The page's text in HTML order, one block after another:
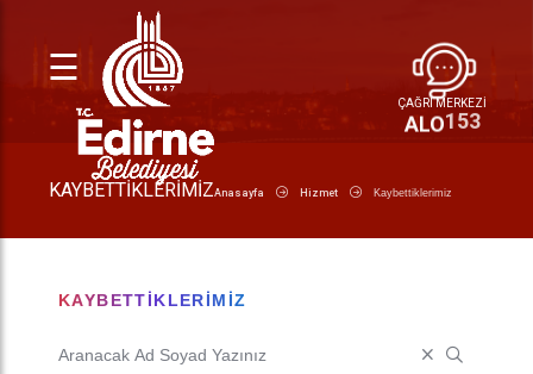
☰
ÇAĞRI MERKEZİ
ALO153
KAYBETTIKLERIMIZAnasayfa Hizmet Kaybettiklerimiz
KAYBETTIKLERIMIZ